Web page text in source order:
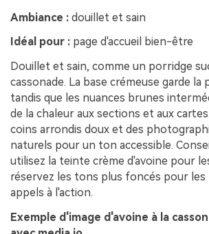
Ambiance : douillet et sain
Idéal pour : page d'accueil bien-être
Douillet et sain, comme un porridge
cassonade. La base crémeuse garde la
tandis que les nuances brunes
de la chaleur aux sections et aux
coins arrondis doux et des
naturels pour un ton accessible.
utilisez la teinte crème d'avoine pour
réservez les tons plus foncés pour
appels à l'action.
Exemple d'image d'avoine à la